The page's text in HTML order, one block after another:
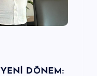
DÖNEM: